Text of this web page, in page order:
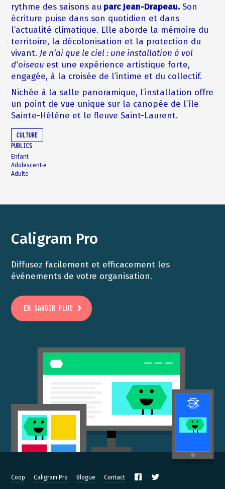
rythme des saisons au parc Jean-Drapeau. Son
écriture puise dans son quotidien et dans
l’actualité climatique. Elle aborde la mémoire du
territoire, la décolonisation et la protection du
vivant.Je n’ai que le ciel : une installation à vol
d'oiseau est une expérience artistique forte,
engagée, à la croisée de l’intime et du collectif.
Nichée à la salle panoramique, l’installation offre
un point de vue unique sur la canopée de l’île
Sainte-Hélène et le fleuve Saint-Laurent.
CULTURE
PUBLICS
Enfant
Adolescent·e
Adulte
Caligram Pro
Diffusez facilement et efficacement les
événements de votre organisation.
EN SAVOIR PLUS
Coop Caligram Pro Blogue Contact